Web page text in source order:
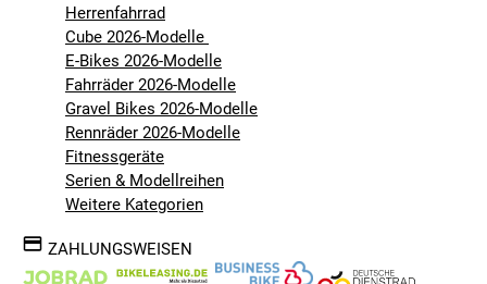
Herrenfahrrad
Cube 2026-Modelle
E-Bikes 2026-Modelle
Fahrräder 2026-Modelle
Gravel Bikes 2026-Modelle
Rennräder 2026-Modelle
Fitnessgeräte
Serien & Modellreihen
Weitere Kategorien
ZAHLUNGSWEISEN